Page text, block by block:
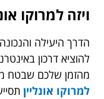
ויזה למרוקו
הדרך היעילה
להוציא דרכון
מהזמן שלכם שבטח
למרוקו אונליין